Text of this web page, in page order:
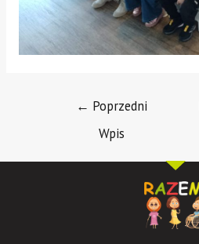
← Poprzedni
Wpis